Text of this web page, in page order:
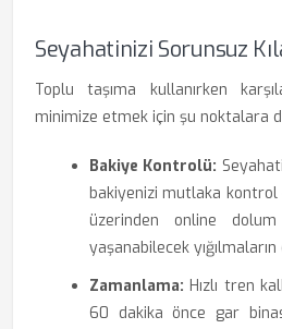
Seyahatinizi Sorunsuz
Toplu taşıma kullanırken
minimize etmek için şu noktalara
Bakiye Kontrolü:
bakiyenizi mutlaka
üzerinden online
yaşanabilecek
Zamanlama: Hızlı tren
60 dakika önce gar